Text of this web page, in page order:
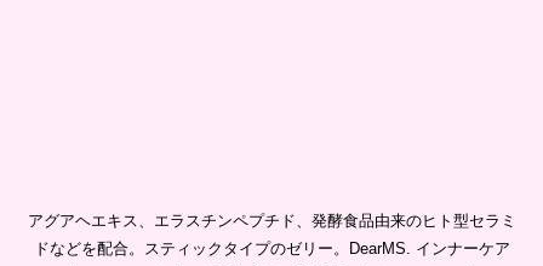
アグアヘエキス、エラスチンペプチド、発酵食品由来のヒト型セラミ
ドなどを配合。スティックタイプのゼリー。DearMS. インナーケア